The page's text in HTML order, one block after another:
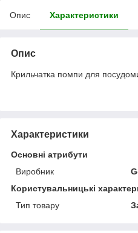
Опис Характеристики
Опис
Крильчатка помпи для
Характеристики
Основні атрибути
Виробник
Користувальницькі
Тип товару